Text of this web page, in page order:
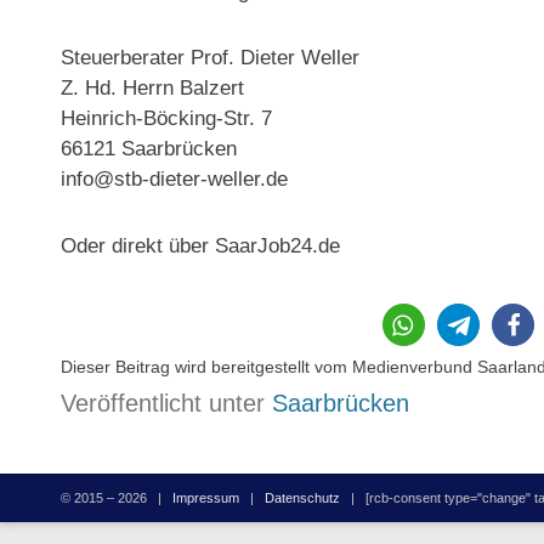
Steuerberater Prof. Dieter Weller
Z. Hd. Herrn Balzert
Heinrich-Böcking-Str. 7
66121 Saarbrücken
info@stb-dieter-weller.de
Oder direkt über SaarJob24.de
Dieser Beitrag wird bereitgestellt vom Medienverbund Saarland
Veröffentlicht unter Saarbrücken
© 2015 – 2026 | Impressum | Datenschutz | [rcb-consent type="change"